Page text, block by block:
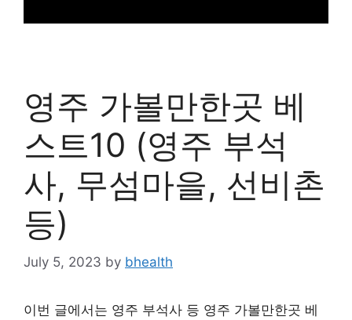
영주 가볼만한곳 베
스트10 (영주 부석
사, 무섬마을, 선비촌
등)
July 5, 2023 by bhealth
이번 글에서는 영주 부석사 등 영주 가볼만한곳 베